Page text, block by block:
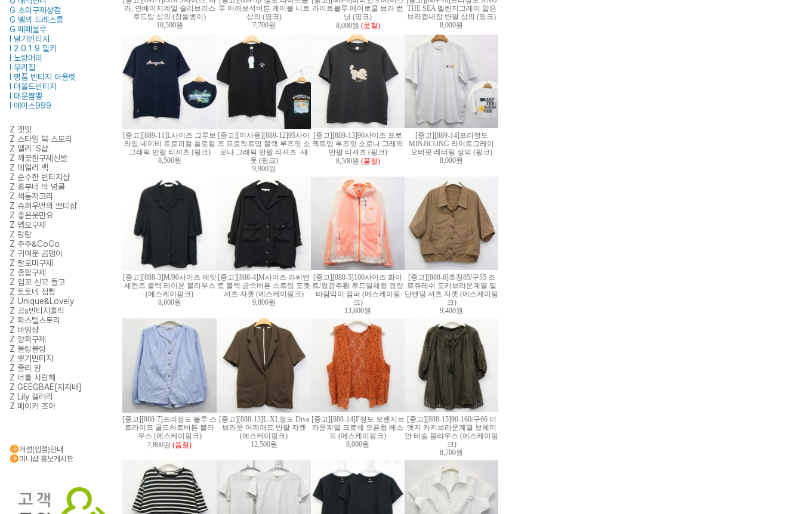
G 초이구제상점
G 벨의 드레스룸
G 페페룰루
I 딸기빈티지
I 2 0 1 9 밀키
I 노랑머리
I 우리집
I 명품 빈티지 아울렛
I 더올드빈티지
I 매운짬뽕
I 에이스999
Z 겟잇
Z 스타일 북 스토리
Z 엘리`S샵
Z 깨끗한구제신발
Z 데일리 백
Z 순수한 빈티지샵
Z 흥부네 박 넝쿨
Z 색동저고리
Z 슈퍼우먼의 쁘띠샵
Z 좋은옷만요
Z 엠오구제
Z 랑랑
Z 주주&CoCo
Z 귀여운 곰탱이
Z 팔로미구제
Z 종합구제
Z 입꼬 신꼬 들고
Z 토토네 점빵
Z Unique&Lovely
Z 공s빈티지홀릭
Z 파스텔스토리
Z 바잉샵
Z 양파구제
Z 블링블링
Z 뽀기빈티지
Z 줄리 얌
Z 너를 사랑해
Z GEEGBAE[지지배]
Z Lily 갤러리
Z 메이커 조아
개설(입점)안내
미니샵 홍보게시판
라, 연베이지계열 슬리브리스
후드탑 상의 (장똘뱅이)
10,500원
루 어깨보석버튼 케이블 니트
상의 (핑크)
7,700원
라이트블루 에어로쿨 브라 런
닝 (핑크)
8,000원 (품절)
THE SEA 멜란지그레이 얇은
브라캡내장 반팔 상의 (핑크)
8,000원
[중고][889-11]L사이즈 그루브
라임 네이비 트로피컬 플로럴
그래픽 반팔 티셔츠 (핑크)
8,500원
[중고][미사용][889-12]95사이
즈 프로젝트멍 블랙 루즈핏 소
로나 그래픽 반팔 티셔츠 -새
옷 (핑크)
9,900원
[중고][889-13]90사이즈 프로
젝트멍 루즈핏 소로나 그래픽
반팔 티셔츠 (핑크)
8,500원 (품절)
[중고][889-14]프리정도
MINJICONG 라이트그레이
오버핏 레터링 상의 (핑크)
8,000원
[중고][888-3]M/90사이즈 에잇
세컨즈 블랙 레이온 블라우스
(에스케이핑크)
8,600원
[중고][888-4]M사이즈 라씨엔
토 블랙 금속버튼 스트링 포켓
셔츠 자켓 (에스케이핑크)
9,800원
[중고][888-5]100사이즈 화이
트/형광주황 후드일체형 경량
바람막이 점퍼 (에스케이핑
크)
13,800원
[중고][888-6]호칭85/구55 조
르쥬레쉬 모카브라운계열 밑
단밴딩 셔츠 자켓 (에스케이핑
크)
9,400원
[중고][888-7]프리정도 블루 스
트라이프 골드하트버튼 블라
우스 (에스케이핑크)
7,800원 (품절)
[중고][888-13]L-XL정도 Diva
브라운 어깨패드 반팔 자켓
(에스케이핑크)
12,500원
[중고][888-14]F정도 오렌지브
라운계열 크로쉐 오픈형 베스
트 (에스케이핑크)
8,000원
[중고][888-15]90-160/구66 더
엣지 카키브라운계열 보헤미
안 테슬 블라우스 (에스케이핑
크)
8,700원